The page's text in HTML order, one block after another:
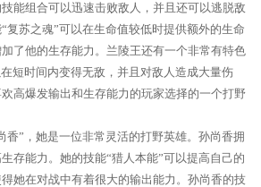
能组合可以迅速击败敌人，并且还可以逃脱敌
复苏之魂”可以在生命值较低时提供额外的生命
了他的生存能力。兰陵王还有一个非常有特色
短时间内变得无敌，并且对敌人造成大量伤
高爆发输出和生存能力的玩家选择的一个打野
香”，她是一位非常灵活的打野英雄。孙尚香拥
存能力。她的技能“猎人本能”可以提高自己的
她在对战中有着很大的输出能力。孙尚香的技